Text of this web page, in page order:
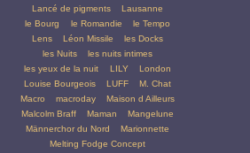
Lancé de pigments
Lausanne
le Bourg
le Romandie
le Tempo
Lens
Léon Missile
les Docks
les Nuits
les nuits intimes
les yeux de la nuit
LILY
London
Louise Bourgeois
LUFF
M. Chat
Macro
macroday
Maison d Ailleurs
Malcolm Braff
Maman
Mangelune
Männerchor du Nord
Marionnette
Melting Fodge Concept